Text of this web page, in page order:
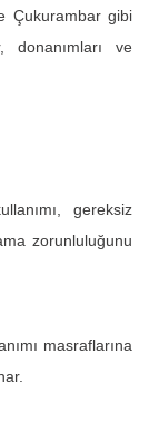
Çukurambar gibi
ve
gereksiz
zorunluluğunu
masraflarına